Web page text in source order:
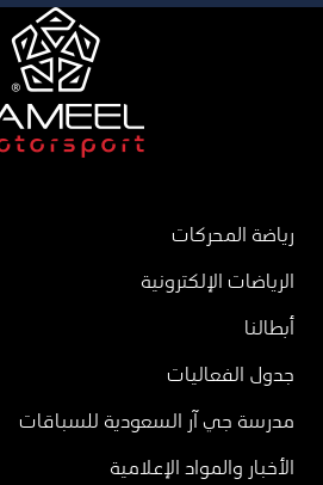
رياضة المحركات
الرياضات الإلكترونية
أبطالنا
جدول الفعاليات
مدرسة جي آر السعودية للسباقات
الأخبار والمواد الإعلامية